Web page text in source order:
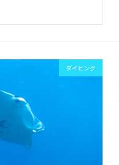
ダイビング